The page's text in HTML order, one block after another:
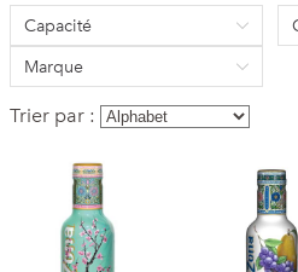
Capacité
Marque
Trier par :